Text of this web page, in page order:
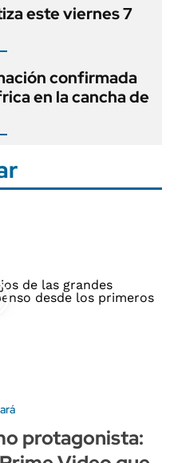
este viernes 7
confirmada
en la cancha de
protagonista: